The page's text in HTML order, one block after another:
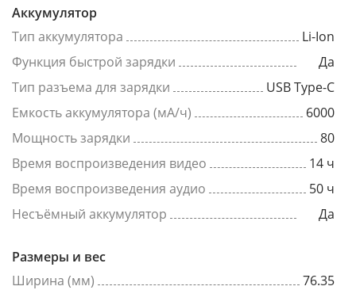
Аккумулятор
Тип аккумулятора
Li-Ion
Функция быстрой зарядки
Да
Тип разъема для зарядки
USB Type-C
Емкость аккумулятора (мА/ч)
6000
Мощность зарядки
80
Время воспроизведения видео
14 ч
Время воспроизведения аудио
50 ч
Несъёмный аккумулятор
Да
Размеры и вес
Ширина (мм)
76.35